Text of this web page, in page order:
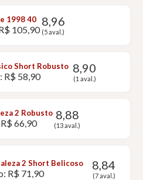
1998 40
105,90
8,96
(5 aval.)
Short Robusto
R$ 58,90
8,90
(1 aval.)
2 Robusto
66,90
8,88
(13 aval.)
2 Short Belicoso
R$ 71,90
8,84
(7 aval.)